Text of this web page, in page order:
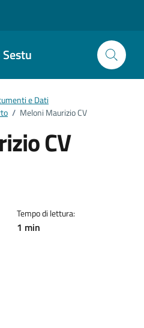
e Dati
/ Meloni Maurizio CV
CV
Tempo di lettura:
1 min